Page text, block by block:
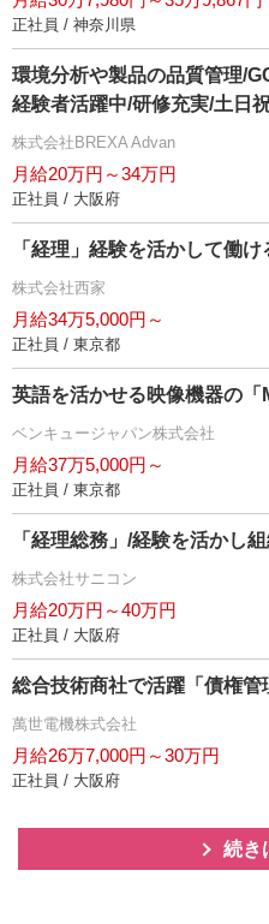
正社員 / 神奈川県
環境分析や製品の品質管理/
経験者活躍中/研修充実/土日
株式会社BREXA Advan
月給20万円～34万円
正社員 / 大阪府
「経理」経験を活かして働
株式会社西家
月給34万5,000円～
正社員 / 東京都
英語を活かせる映像機器の「
ベンキュージャパン株式会社
月給37万5,000円～
正社員 / 東京都
「経理総務」/経験を活かし
株式会社サニコン
月給20万円～40万円
正社員 / 大阪府
総合技術商社で活躍「債権管
萬世電機株式会社
月給26万7,000円～30万円
正社員 / 大阪府
続き